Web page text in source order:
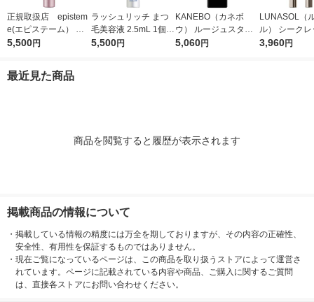
正規取扱店 epistem
e(エピステーム） パ
ワライズラッシュセラ
5,500円
ラッシュリッチ まつ
毛美容液 2.5mL 1個
ロート製薬
5,500円
KANEBO（カネボ
ウ） ルージュスター
ヴァイブラント V09
5,060円
LUNASOL（
ル） シーク
ェイド 01
3,960円
最近見た商品
商品を閲覧すると履歴が表示されます
掲載商品の情報について
・ 掲載している情報の精度には万全を期しておりますが、その内容の正確性、
安全性、有用性を保証するものではありません。
・ 現在ご覧になっているページは、この商品を取り扱うストアによって運営さ
れています。ページに記載されている内容や商品、ご購入に関するご質問
は、直接各ストアにお問い合わせください。